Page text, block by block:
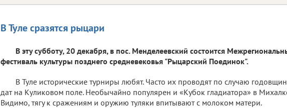
В Туле сразятся рыцари
В эту субботу, 20 декабря, в пос. Менделеевский состоится
фестиваль культуры позднего средневековья "Рыцарский Поединок".
В Туле исторические турниры любят. Часто их проводят по случаю
дат на Куликовом поле. Необычайно популярен и «Кубок гладиатора» в
Видимо, тягу к сражениям и оружию туляки впитывают с молоком матери.